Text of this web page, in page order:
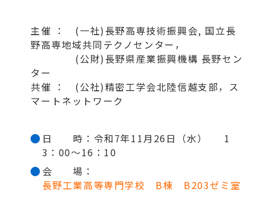
主催 ： (一社)長野高専技術振興会, 国立長
野高専地域共同テクノセンター，
(公財)長野県産業振興機構 長野セン
ター
共催 ： (公社)精密工学会北陸信越支部，ス
マートネットワーク
日 時：令和7年11月26日（水） 1
3：00～16：10
会 場：
長野工業高等専門学校 B棟 B203ゼミ室